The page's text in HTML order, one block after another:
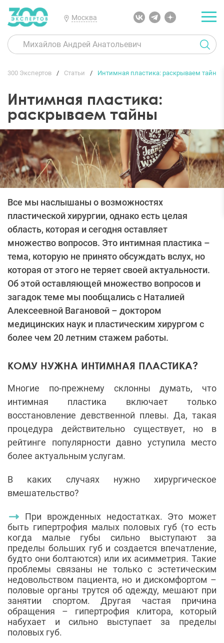
Москва
300 Экспертов Статьи Интимная пластика: раскрываем тайны
Интимная пластика:
раскрываем тайны
Все мы наслышаны о возможностях
пластической хирургии, однако есть целая
область, которая и сегодня оставляет
множество вопросов. Это интимная пластика –
тема, которую не принято обсуждать вслух, но
которая от этого не теряет своей актуальности.
Об этой оставляющей множество вопросов и
загадок теме мы пообщались с Наталией
Алексеевной Вагановой – доктором
медицинских наук и пластическим хирургом с
более чем 20 летним стажем работы.
КОМУ НУЖНА ИНТИМНАЯ ПЛАСТИКА?
Многие по-прежнему склонны думать, что
интимная пластика включает только
восстановление девственной плевы. Да, такая
процедура действительно существует, но в
рейтинге популярности давно уступила место
более актуальным услугам.
В каких случаях нужно хирургическое
вмешательство?
При врожденных недостатках. Это может
быть гипертрофия малых половых губ (то есть
когда малые губы сильно выступают за
пределы больших губ и создается впечатление,
будто они болтаются) или их асимметрия. Такие
проблемы связаны не только с эстетическим
недовольством пациента, но и дискомфортом –
половые органы трутся об одежду, мешают при
занятии спортом. Другая частая причина
обращения – гипертрофия клитора, который
набухает и сильно выступает за пределы
половых губ.